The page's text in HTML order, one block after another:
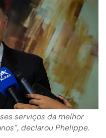
serviços da melhor
declarou Phelippe.